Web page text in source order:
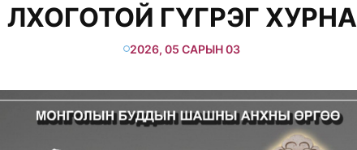
ЛХОГОТОЙ ГҮГРЭГ ХУРНА
2026, 05 САРЫН 03